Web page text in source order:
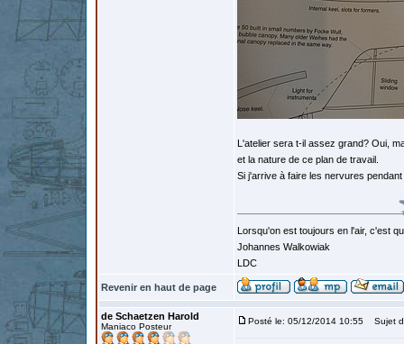
L'atelier sera t-il assez grand? Oui,
et la nature de ce plan de travail.
Si j'arrive à faire les nervures
Lorsqu'on est toujours en l'air, c'est
Johannes Walkowiak
LDC
Revenir en haut de page
de Schaetzen Harold
Maniaco Posteur
Posté le: 05/12/2014 10:55 Sujet